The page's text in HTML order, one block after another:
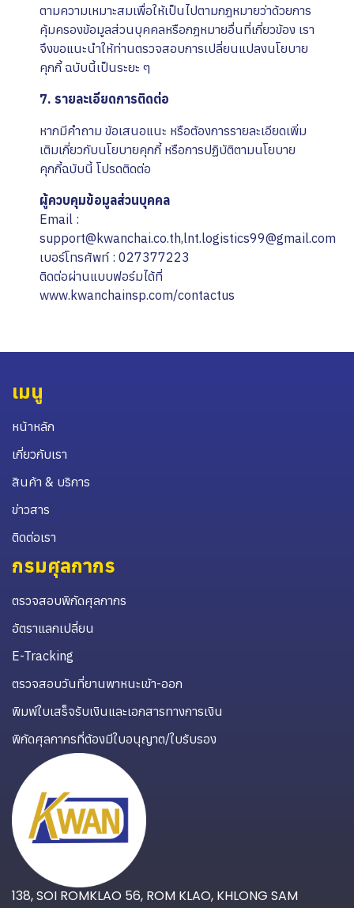
ตามความเหมาะสมเพื่อให้เป็นไปตามกฎหมายว่าด้วยการ
คุ้มครองข้อมูลส่วนบุคคลหรือกฎหมายอื่นที่เกี่ยวข้อง เรา
จึงขอแนะนำให้ท่านตรวจสอบการเปลี่ยนแปลงนโยบาย
คุกกี้ ฉบับนี้เป็นระยะ ๆ
7. รายละเอียดการติดต่อ
หากมีคำถาม ข้อเสนอแนะ หรือต้องการรายละเอียดเพิ่ม
เติมเกี่ยวกับนโยบายคุกกี้ หรือการปฏิบัติตามนโยบาย
คุกกี้ฉบับนี้ โปรดติดต่อ
ผู้ควบคุมข้อมูลส่วนบุคคล
Email :
support@kwanchai.co.th,lnt.logistics99@gmail.com
เบอร์โทรศัพท์ : 027377223
ติดต่อผ่านแบบฟอร์มได้ที่
www.kwanchainsp.com/contactus
เมนู
หน้าหลัก
เกี่ยวกับเรา
สินค้า & บริการ
ข่าวสาร
ติดต่อเรา
กรมศุลกากร
ตรวจสอบพิกัดศุลกากร
อัตราแลกเปลี่ยน
E-Tracking
ตรวจสอบวันที่ยานพาหนะเข้า-ออก
พิมพ์ใบเสร็จรับเงินและเอกสารทางการเงิน
พิกัดศุลกากรที่ต้องมีใบอนุญาต/ใบรับรอง
138, SOI ROMKLAO 56, ROM KLAO, KHLONG SAM